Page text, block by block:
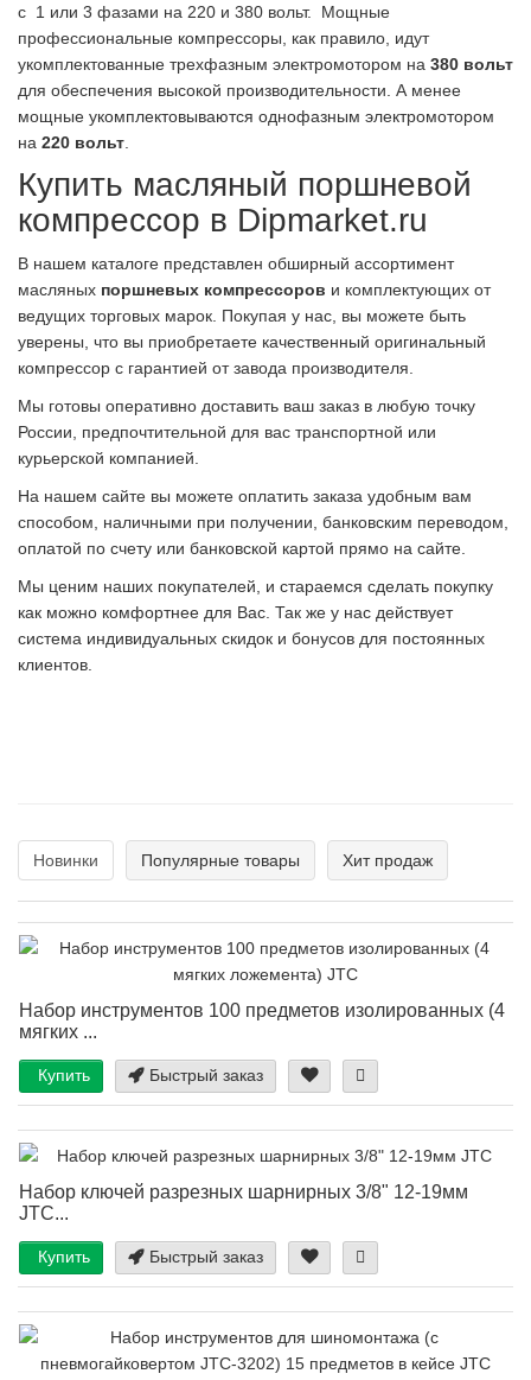
с 1 или 3 фазами на 220 и 380 вольт. Мощные
профессиональные компрессоры, как правило, идут
укомплектованные трехфазным электромотором на 380 вольт
для обеспечения высокой производительности. А менее
мощные укомплектовываются однофазным электромотором
на 220 вольт
Купить масляный поршневой
компрессор в Dipmarket.ru
В нашем каталоге представлен обширный ассортимент
масляных поршневых компрессоров и комплектующих от
ведущих торговых марок. Покупая у нас, вы можете быть
уверены, что вы приобретаете качественный оригинальный
компрессор с гарантией от завода производителя.
Мы готовы оперативно доставить ваш заказ в любую точку
России, предпочтительной для вас транспортной или
курьерской компанией.
На нашем сайте вы можете оплатить заказа удобным вам
способом, наличными при получении, банковским переводом,
оплатой по счету или банковской картой прямо на сайте.
Мы ценим наших покупателей, и стараемся сделать покупку
как можно комфортнее для Вас. Так же у нас действует
система индивидуальных скидок и бонусов для постоянных
клиентов.
Новинки Популярные товары Хит продаж
Набор инструментов 100 предметов изолированных (4
мягких ...
Купить Быстрый заказ
Набор ключей разрезных шарнирных 3/8" 12-19мм
JTC...
Купить Быстрый заказ